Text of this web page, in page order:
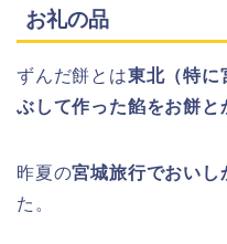
お礼の品
ずんだ餅とは東北（特に
ぶして作った餡をお餅と
昨夏の宮城旅行でおいし
た。